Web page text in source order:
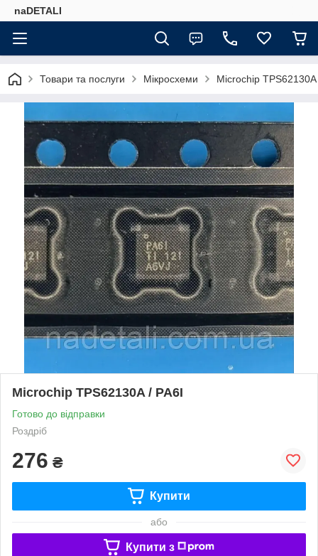
naDETALI
Товари та послуги Мікросхеми Microchip TPS62130A
Microchip TPS62130A / PA6I
Готово до відправки
Роздріб
276 ₴
Купити
або
Купити з